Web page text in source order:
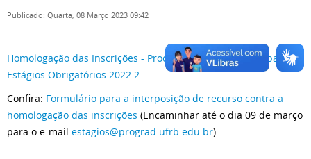
Publicado: Quarta, 08 Março 2023 09:42
Homologação das Inscrições - Processo Seletivo Interno para
Estágios Obrigatórios 2022.2
Confira: Formulário para a interposição de recurso contra a
homologação das inscrições (Encaminhar até o dia 09 de março
para o e-mail estagios@prograd.ufrb.edu.br).